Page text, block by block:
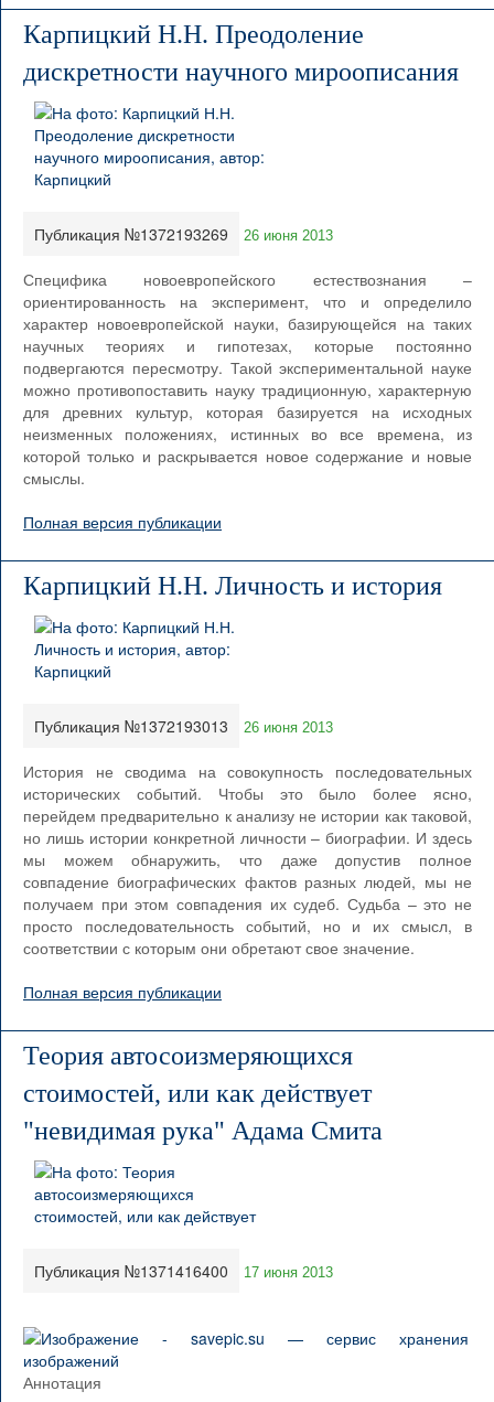
Карпицкий Н.Н. Преодоление
дискретности научного мироописания
Публикация №1372193269 26 июня 2013
Специфика новоевропейского естествознания –
ориентированность на эксперимент, что и определило
характер новоевропейской науки, базирующейся на таких
научных теориях и гипотезах, которые постоянно
подвергаются пересмотру. Такой экспериментальной науке
можно противопоставить науку традиционную, характерную
для древних культур, которая базируется на исходных
неизменных положениях, истинных во все времена, из
которой только и раскрывается новое содержание и новые
смыслы.
Полная версия публикации
Карпицкий Н.Н. Личность и история
Публикация №1372193013 26 июня 2013
История не сводима на совокупность последовательных
исторических событий. Чтобы это было более ясно,
перейдем предварительно к анализу не истории как таковой,
но лишь истории конкретной личности – биографии. И здесь
мы можем обнаружить, что даже допустив полное
совпадение биографических фактов разных людей, мы не
получаем при этом совпадения их судеб. Судьба – это не
просто последовательность событий, но и их смысл, в
соответствии с которым они обретают свое значение.
Полная версия публикации
Теория автосоизмеряющихся
стоимостей, или как действует
"невидимая рука" Адама Смита
Публикация №1371416400 17 июня 2013
Аннотация